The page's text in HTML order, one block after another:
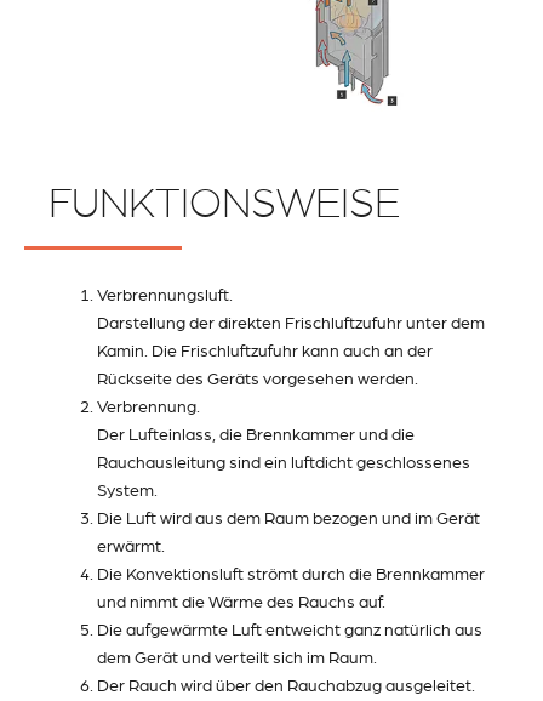
FUNKTIONSWEISE
Verbrennungsluft.
Darstellung der direkten Frischluftzufuhr unter dem
Kamin. Die Frischluftzufuhr kann auch an der
Rückseite des Geräts vorgesehen werden.
Verbrennung.
Der Lufteinlass, die Brennkammer und die
Rauchausleitung sind ein luftdicht geschlossenes
System.
Die Luft wird aus dem Raum bezogen und im Gerät
erwärmt.
Die Konvektionsluft strömt durch die Brennkammer
und nimmt die Wärme des Rauchs auf.
Die aufgewärmte Luft entweicht ganz natürlich aus
dem Gerät und verteilt sich im Raum.
Der Rauch wird über den Rauchabzug ausgeleitet.